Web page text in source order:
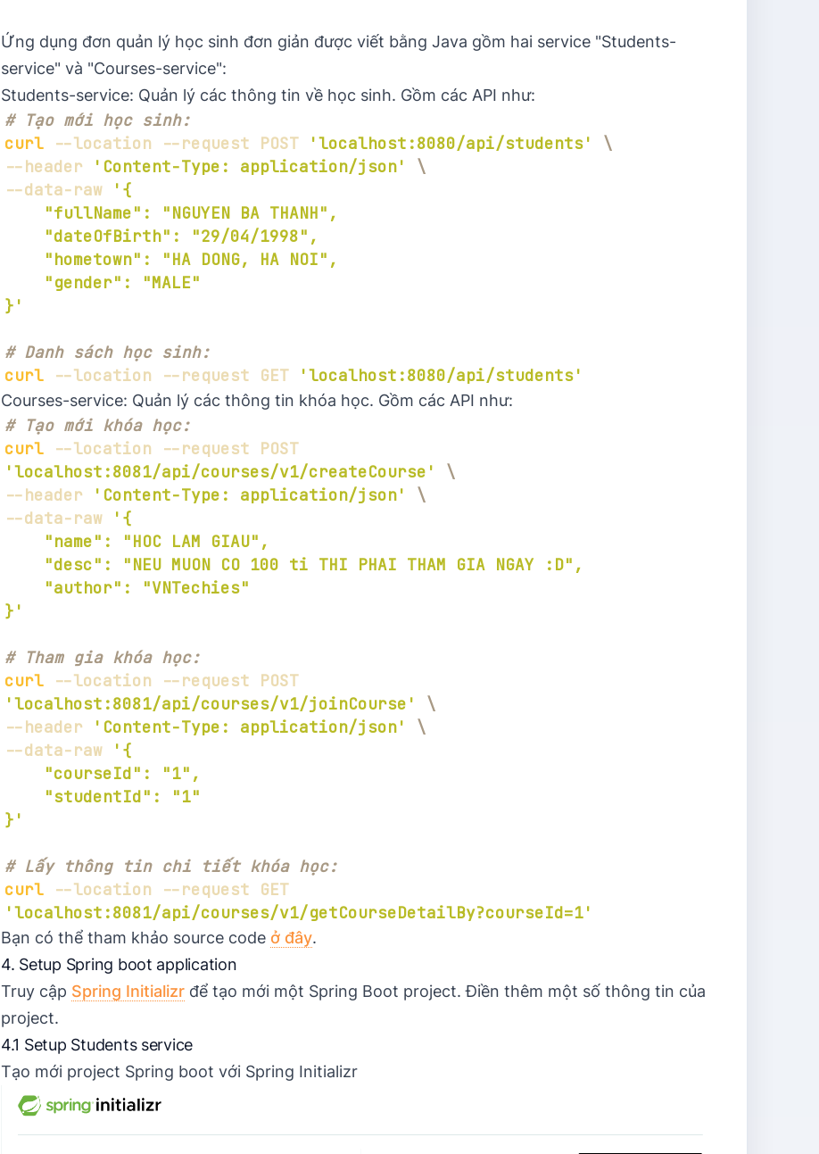
Ứng dụng đơn quản lý học sinh đơn giản được viết bằng Java gồm hai service "Students-
service" và "Courses-service":
Students-service: Quản lý các thông tin về học sinh. Gồm các API như:
# Tạo mới học sinh:
curl --location --request POST 'localhost:8080/api/students'
\
--header
'Content-Type: application/json'
\
--data-raw
}'
# Danh sách học sinh:
curl --location --request GET 'localhost:8080/api/students'
Courses-service: Quản lý các thông tin khóa học. Gồm các API như:
# Tạo mới khóa học:
curl
'localhost:8081/api/courses/v1/createCourse'
\
--header
'Content-Type: application/json'
\
--data-raw
}'
# Tham gia khóa học:
curl
'localhost:8081/api/courses/v1/joinCourse'
\
--header
'Content-Type: application/json'
\
--data-raw
}'
# Lấy thông tin chi tiết khóa học:
curl
'localhost:8081/api/courses/v1/getCourseDetailBy?courseId=1'
Bạn có thể tham khảo source code ở đây.
4. Setup Spring boot application
Truy cập Spring Initializr để tạo mới một Spring Boot project. Điền thêm một số thông tin của
project.
4.1 Setup Students service
Tạo mới project Spring boot với Spring Initializr